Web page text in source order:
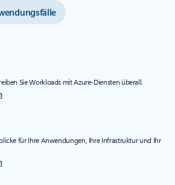
Sie Workloads mit Azure-Diensten überall.
für Ihre Anwendungen, Ihre Infrastruktur und Ihr